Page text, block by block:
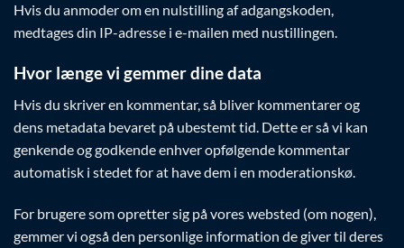
Hvis du anmoder om en nulstilling af adgangskoden,
medtages din IP-adresse i e-mailen med nustillingen.
Hvor længe vi gemmer dine data
Hvis du skriver en kommentar, så bliver kommentarer og
dens metadata bevaret på ubestemt tid. Dette er så vi kan
genkende og godkende enhver opfølgende kommentar
automatisk i stedet for at have dem i en moderationskø.
For brugere som opretter sig på vores websted (om nogen),
gemmer vi også den personlige information de giver til deres